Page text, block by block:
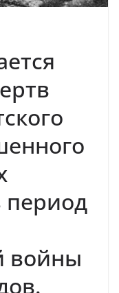
период
войны